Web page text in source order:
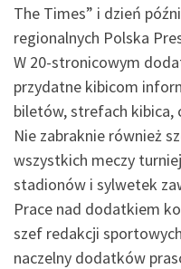
The Times” i dzień
regionalnych Polska
W 20-stronicowym
przydatne kibicom
biletów, strefach kibica,
Nie zabraknie również
wszystkich meczy
stadionów i sylwetek
Prace nad dodatkiem
szef redakcji
naczelny dodatków